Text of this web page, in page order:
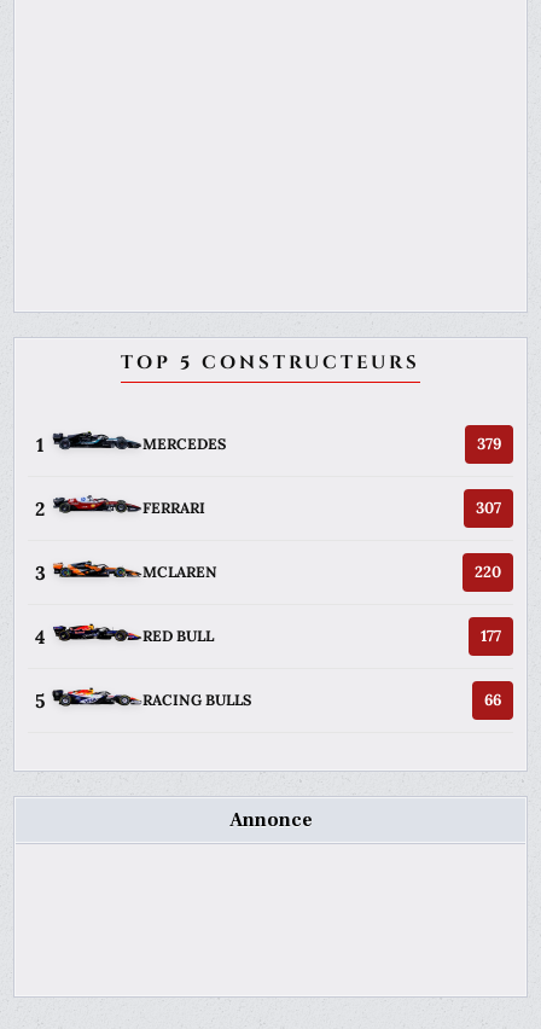
TOP 5 CONSTRUCTEURS
1 MERCEDES 379
2 FERRARI 307
3 MCLAREN 220
4 RED BULL 177
5 RACING BULLS 66
Annonce